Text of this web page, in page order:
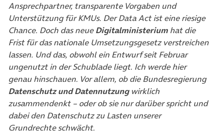
Ansprechpartner, transparente Vorgaben und
Unterstützung für KMUs. Der Data Act ist eine riesige
Chance. Doch das neueDigitalministeriumhat die
Frist für das nationale Umsetzungsgesetz verstreichen
lassen. Und das, obwohl ein Entwurf seit Februar
ungenutzt in der Schublade liegt. Ich werde hier
genau hinschauen. Vor allem, ob die Bundesregierung
Datenschutz und Datennutzungwirklich
zusammendenkt – oder ob sie nur darüber spricht und
dabei den Datenschutz zu Lasten unserer
Grundrechte schwächt.